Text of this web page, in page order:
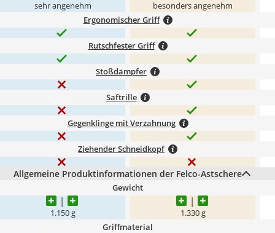
sehr angenehm besonders angenehm
Ergonomischer Griff
Rutschfester Griff
Stoßdämpfer
Saftrille
Gegenklinge mit Verzahnung
Ziehender Schneidkopf
Allgemeine Produktinformationen der Felco-Astschere
Gewicht
1.150 g 1.330 g
Griffmaterial